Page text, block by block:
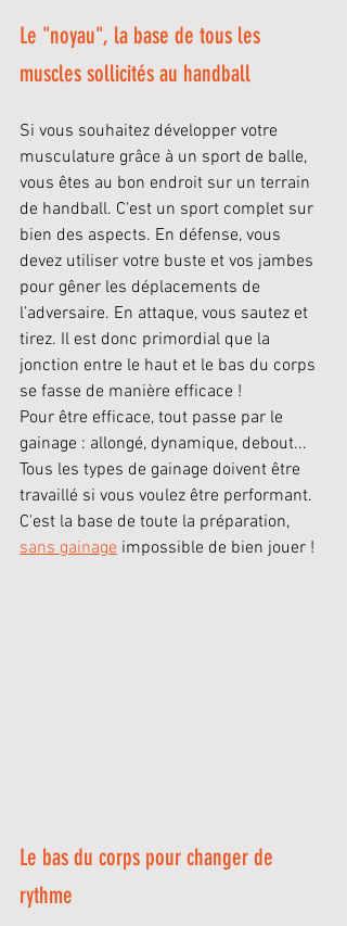
Le "noyau", la base de tous les
muscles sollicités au handball
Si vous souhaitez développer votre
musculature grâce à un sport de balle,
vous êtes au bon endroit sur un terrain
de handball. C'est un sport complet sur
bien des aspects. En défense, vous
devez utiliser votre buste et vos jambes
pour gêner les déplacements de
l’adversaire. En attaque, vous sautez et
tirez. Il est donc primordial que la
jonction entre le haut et le bas du corps
se fasse de manière efficace !
Pour être efficace, tout passe par le
gainage : allongé, dynamique, debout...
Tous les types de gainage doivent être
travaillé si vous voulez être performant.
C'est la base de toute la préparation,
sans gainage impossible de bien jouer !
Le bas du corps pour changer de
rythme